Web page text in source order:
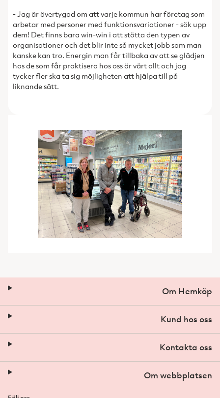
- Jag är övertygad om att varje kommun har företag som
arbetar med personer med funktionsvariationer - sök upp
dem! Det finns bara win-win i att stötta den typen av
organisationer och det blir inte så mycket jobb som man
kanske kan tro. Energin man får tillbaka av att se glädjen
hos de som får praktisera hos oss är värt allt och jag
tycker fler ska ta sig möjligheten att hjälpa till på
liknande sätt.
Om Hemköp
Kund hos oss
Kontakta oss
Om webbplatsen